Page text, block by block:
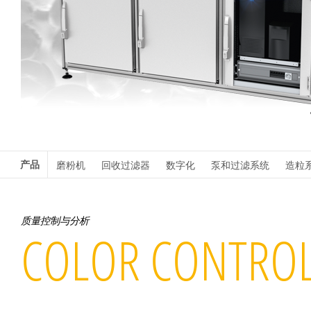
产品 磨粉机 回收过滤器 数字化 泵和过滤系统 造粒
质量控制与分析
COLOR